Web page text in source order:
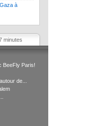
à
minutes
BeeFly Paris!
de...